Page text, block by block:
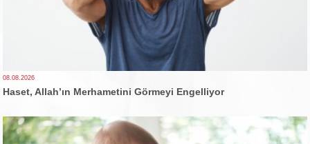
08.08.2026
Haset, Allah’ın Merhametini Görmeyi Engelliyor